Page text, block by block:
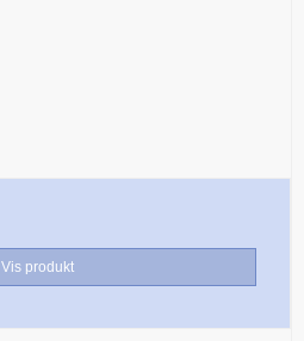
Vis produkt